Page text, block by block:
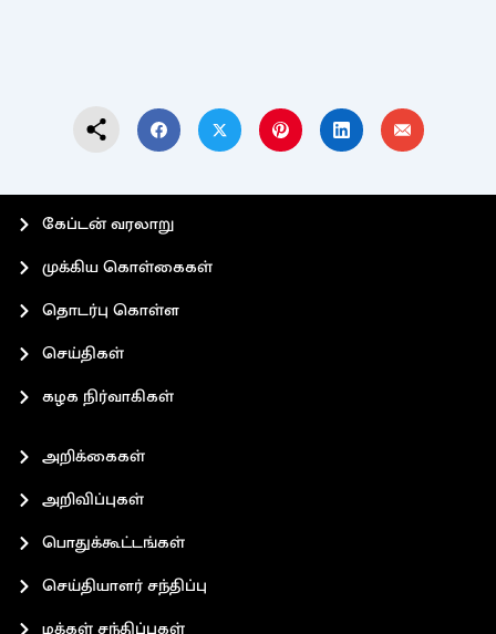
கேப்டன் வரலாறு
முக்கிய கொள்கைகள்
தொடர்பு கொள்ள
செய்திகள்
கழக நிர்வாகிகள்
அறிக்கைகள்
அறிவிப்புகள்
பொதுக்கூட்டங்கள்
செய்தியாளர் சந்திப்பு